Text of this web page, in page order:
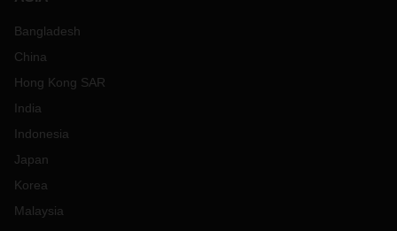
Bangladesh
China
Hong Kong SAR
India
Indonesia
Japan
Korea
Malaysia